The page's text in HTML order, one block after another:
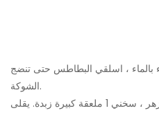
بالماء ، اسلقي البطاطس حتى تنضج
الشوكة.
في مقلاة كبيرة جدا من الحديد الزهر ، سخني 1 ملعقة كبيرة زبدة. يقلى